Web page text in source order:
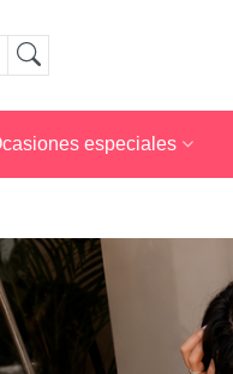
especiales